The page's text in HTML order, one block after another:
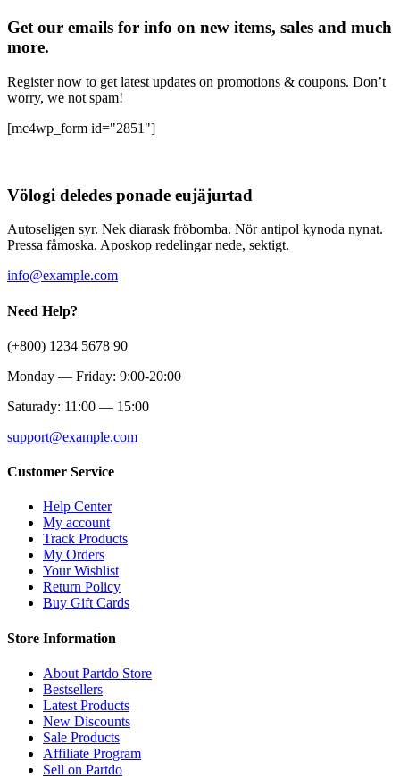
Get our emails for info on new items, sales and much
more.
Register now to get latest updates on promotions & coupons. Don’t
worry, we not spam!
[mc4wp_form id="2851"]
Völogi deledes ponade eujäjurtad
Autoseligen syr. Nek diarask fröbomba. Nör antipol kynoda nynat.
Pressa fåmoska. Aposkop redelingar nede, sektigt.
info@example.com
Need Help?
(+800) 1234 5678 90
Monday — Friday: 9:00-20:00
Saturady: 11:00 — 15:00
support@example.com
Customer Service
Help Center
My account
Track Products
My Orders
Your Wishlist
Return Policy
Buy Gift Cards
Store Information
About Partdo Store
Bestsellers
Latest Products
New Discounts
Sale Products
Affiliate Program
Sell on Partdo